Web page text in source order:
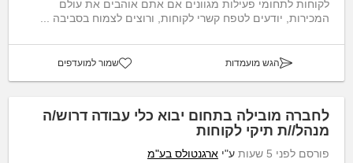
לקוחות לתחומי פעילות מגוונים אם אתם אוהבים את עולם
המכירות, יודעים לטפח קשרי לקוחות, ורוצים לצמוח בסביבה ...
הגש מועמדות שמור למועדפים
לחברה מובילה בתחום יבוא כלי עבודה דרוש/ה
מנהל//ת תיקי לקוחות
פורסם לפני 5 שעות ע"י ארגנטולס בע"מ